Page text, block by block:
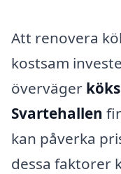
Att renovera
kostsam
överväger
Svartehallen
kan påverka
dessa faktorer